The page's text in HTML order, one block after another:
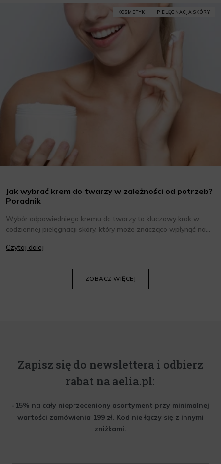
KOSMETYKI PIELĘGNACJA SKÓRY
Jak wybrać krem do twarzy w zależności od potrzeb?
Poradnik
Wybór odpowiedniego kremu do twarzy to kluczowy krok w
codziennej pielęgnacji skóry, który może znacząco wpłynąć na
oraz wiedzieć, jak dopasować je do potrzeb własnej skóry.
Czytaj dalej
ZOBACZ WIĘCEJ
Zapisz się do newslettera i odbierz
rabat na aelia.pl:
-15% na cały nieprzeceniony asortyment przy minimalnej
wartości zamówienia 199 zł. Kod nie łączy się z innymi
zniżkami.